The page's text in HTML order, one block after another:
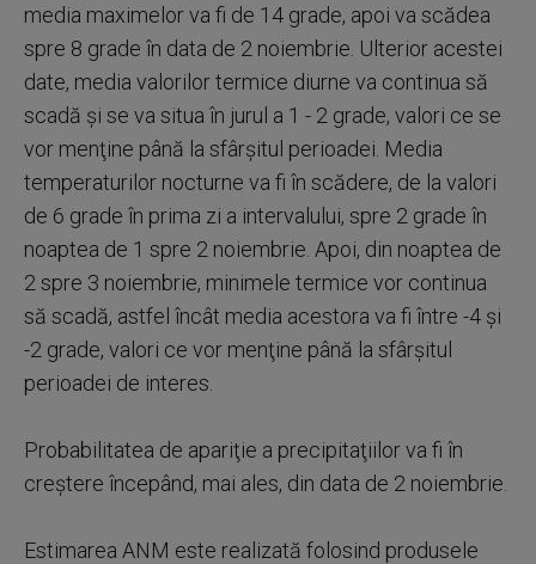
media maximelor va fi de 14 grade, apoi va scădea
spre 8 grade în data de 2 noiembrie. Ulterior acestei
date, media valorilor termice diurne va continua să
scadă şi se va situa în jurul a 1 - 2 grade, valori ce se
vor menţine până la sfârşitul perioadei. Media
temperaturilor nocturne va fi în scădere, de la valori
de 6 grade în prima zi a intervalului, spre 2 grade în
noaptea de 1 spre 2 noiembrie. Apoi, din noaptea de
2 spre 3 noiembrie, minimele termice vor continua
să scadă, astfel încât media acestora va fi între -4 şi
-2 grade, valori ce vor menţine până la sfârşitul
perioadei de interes.
Probabilitatea de apariţie a precipitaţiilor va fi în
creştere începând, mai ales, din data de 2 noiembrie.
Estimarea ANM este realizată folosind produsele